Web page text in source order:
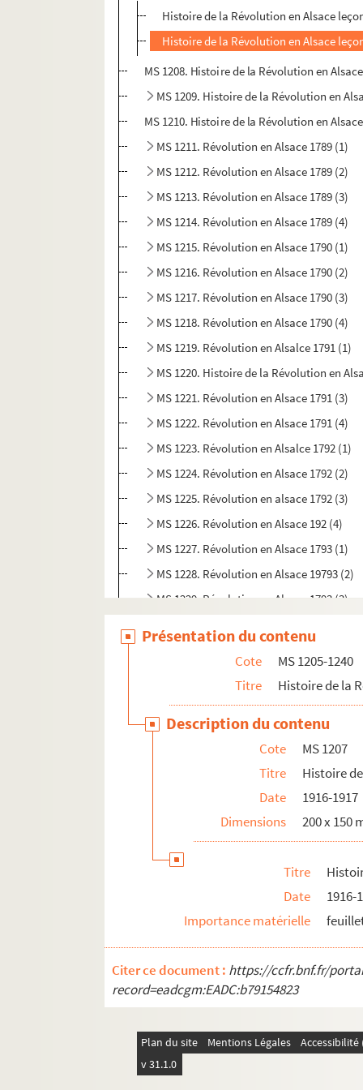
Histoire de la Révolution en Alsace
Histoire de la Révolution en Alsace
MS 1208. Histoire de la Révolution en
MS 1209. Histoire de la Révolution en
MS 1210. Histoire de la Révolution en
MS 1211. Révolution en Alsace 1789 (1)
MS 1212. Révolution en Alsace 1789 (2)
MS 1213. Révolution en Alsace 1789 (3)
MS 1214. Révolution en Alsace 1789 (4)
MS 1215. Révolution en Alsace 1790 (1)
MS 1216. Révolution en Alsace 1790 (2)
MS 1217. Révolution en Alsace 1790 (3)
MS 1218. Révolution en Alsace 1790 (4)
MS 1219. Révolution en Alsalce 1791 (1)
MS 1220. Histoire de la Révolution en
MS 1221. Révolution en Alsace 1791 (3)
MS 1222. Révolution en Alsace 1791 (4)
MS 1223. Révolution en Alsalce 1792 (1)
MS 1224. Révolution en Alsace 1792 (2)
MS 1225. Révolution en alsace 1792 (3)
MS 1226. Révolution en Alsace 192 (4)
MS 1227. Révolution en Alsace 1793 (1)
MS 1228. Révolution en Alsace 19793 (2)
MS 1229. Révolution en Alsace 1793 (3)
MS 1234. Révolution en Alsace 1795 (2)
MS 1235. Révolution en Alsace 1796
MS 1236. Révolution en Alsace 1797
MS 1237. Révolution en Alsace 1798
MS 1238. Révolution en Alsace 1799
MS 1239. Révolution en Alsace Notes
MS 1240. Révolution en Alsace Notes
MS 1241-1250. Procès-verbaux de
MS 1251-1293. Révolution en Alsace
MS 1429. Papiers et notes de famille - famille
Présentation du contenu
Cote
MS 1205-1240
Titre
Histoire de la
Description du contenu
Cote
MS 1207
Titre
Histoire
Date
1916-1917
Dimensions
200 x 150
Titre
Date
1916-
Importance matérielle
Citer ce document : https://ccfr.bnf.fr/
record=eadcgm:EADC:b79154823
Plan du site Mentions Légales
v 31.1.0